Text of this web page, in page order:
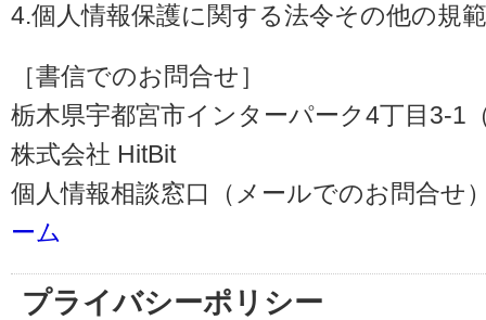
4.個人情報保護に関する法令その他の規
［書信でのお問合せ］
栃木県宇都宮市インターパーク4丁目3-1
株式会社 HitBit
個人情報相談窓口（メールでのお問合せ
ーム
プライバシーポリシー